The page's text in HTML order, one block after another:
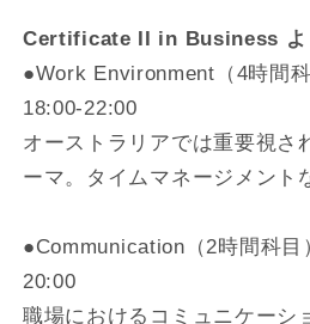
Certificate II in Business よ
●Work Environment（4時
18:00-22:00
オーストラリアでは重要視さ
ーマ。タイムマネージメント
●Communication（2時間科
20:00
職場におけるコミュニケーシ